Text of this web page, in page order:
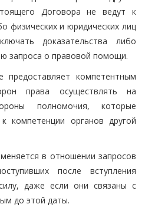
Договора не ведут к
физических и юридических лиц
доказательства либо
запроса о правовой помощи.
компетентным
права осуществлять на
полномочия, которые
компетенции органов другой
в отношении запросов
после вступления
даже если они связаны с
до этой даты.